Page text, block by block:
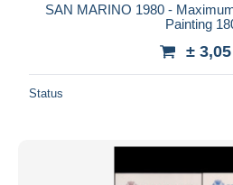
SAN MARINO 1980 -
Painting
±
Status